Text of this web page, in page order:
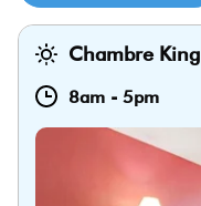
Chambre King
8am - 5pm